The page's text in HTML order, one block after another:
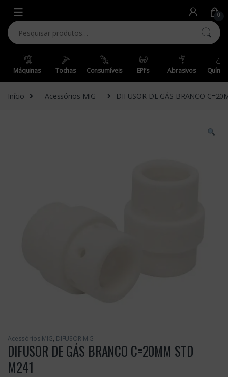
0
Pesquisar por:
Máquinas Tochas Consumíveis EPI’s Abrasivos
Início Acessórios MIG DIFUSOR DE GÁS BRANCO
Acessórios MIG, DIFUSOR MIG
DIFUSOR DE GÁS BRANCO C=20MM STD
M241